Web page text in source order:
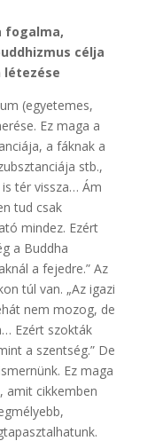
fogalma,
célja
létezése
(egyetemes,
Ez maga a
a fáknak a
stb.,
tér vissza… Ám
tud csak
mindez. Ezért
a Buddha
a fejedre.” Az
túl van. „Az igazi
nem mozog, de
Ezért szokták
a szentség.” De
Ez maga
amit cikkemben